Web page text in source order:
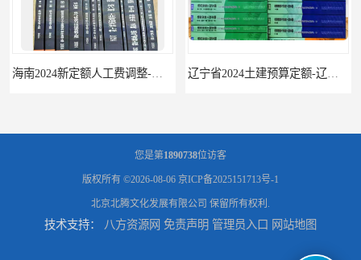
您是第1890738位访客
版权所有 ©2026-08-06 京ICP备2025151713号-1
北京北腾文化发展有限公司 保留所有权利.
技术支持： 八方资源网 免责声明 管理员入口 网站地图